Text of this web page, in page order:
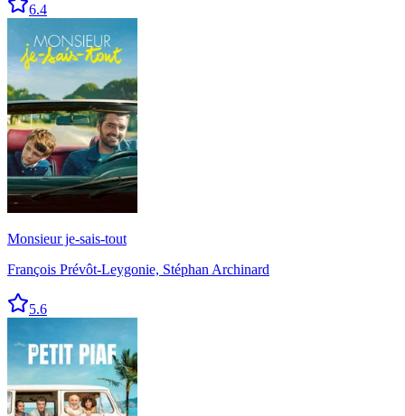
6.4
Monsieur je-sais-tout
François Prévôt-Leygonie, Stéphan Archinard
5.6